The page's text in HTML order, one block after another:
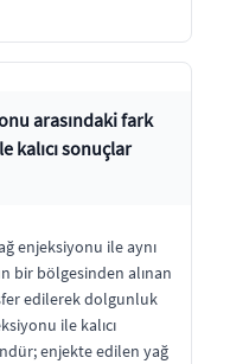
arasındaki fark
kalıcı sonuçlar
enjeksiyonu ile aynı
bir bölgesinden alınan
edilerek dolgunluk
ile kalıcı
enjekte edilen yağ